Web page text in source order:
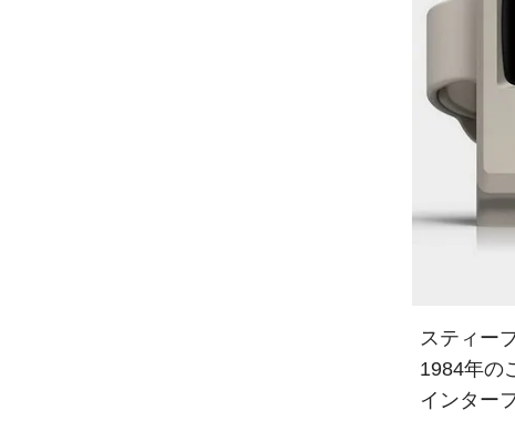
スティー
1984年の
インター